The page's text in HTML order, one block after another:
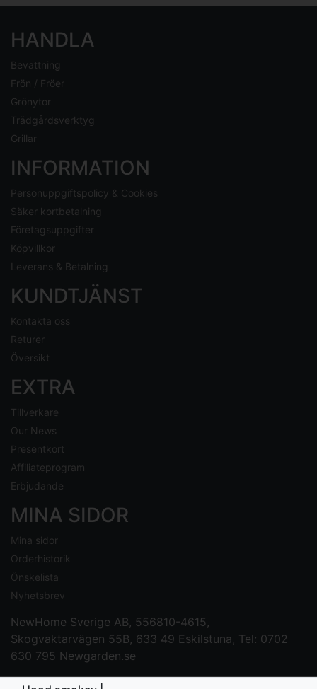
HANDLA
Bevattning
Frön / Fröer
Grönytor
Trädgårdsverktyg
Grillar
INFORMATION
Personuppgiftspolicy & Cookies
Säker kortbetalning
Företagsuppgifter
Köpvillkor
Leverans & Betalning
KUNDTJÄNST
Kontakta oss
Returer
Översikt
EXTRA
Tillverkare
Our News
Presentkort
Affiliateprogram
Erbjudande
MINA SIDOR
Mina sidor
Orderhistorik
Önskelista
Nyhetsbrev
NewHome Sverige AB, 556810-4615,
Skogvaktarvägen 55B, 633 49 Eskilstuna, Tel: 0702
630 795 Newgarden.se